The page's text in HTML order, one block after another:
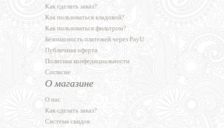
Как сделать заказ?
Как пользоваться кладовой?
Как пользоваться фильтром?
Безопасность платежей через PayU
Публичная оферта
Политика конфедициальности
Согласие
О магазине
О нас
Как сделать заказ?
Система скидок